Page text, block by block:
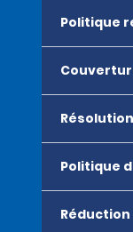
Politique
Politique